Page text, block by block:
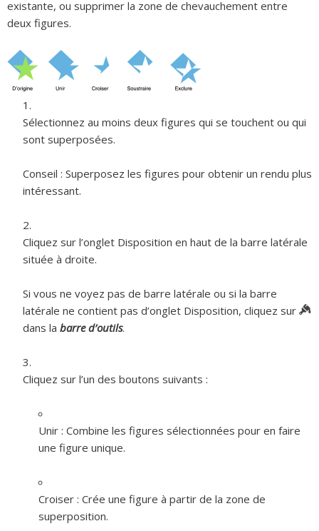
existante, ou supprimer la zone de chevauchement entre
deux figures.
Sélectionnez au moins deux figures qui se touchent ou qui
sont superposées.
Conseil : Superposez les figures pour obtenir un rendu plus
intéressant.
Cliquez sur l’onglet Disposition en haut de la barre latérale
située à droite.
Si vous ne voyez pas de barre latérale ou si la barre
latérale ne contient pas d’onglet Disposition, cliquez sur
dans la barre d’outils.
Cliquez sur l’un des boutons suivants :
Unir : Combine les figures sélectionnées pour en faire
une figure unique.
Croiser : Crée une figure à partir de la zone de
superposition.